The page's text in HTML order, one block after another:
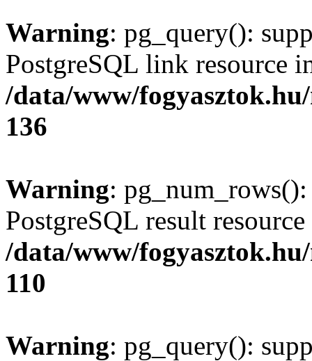
Warning: pg_query():
PostgreSQL link resource
/data/www/
136
Warning:
PostgreSQL result
/data/www/
110
Warning: pg_query():